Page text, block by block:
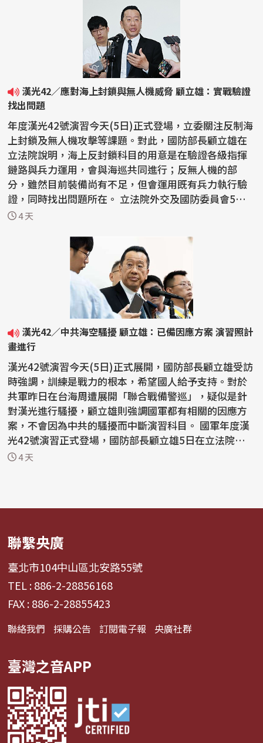
找出問題
年度漢光42號演習今天(5日)正式登場，立委關注反制海
上封鎖及無人機攻擊等課題。對此，國防部長顧立雄在
立法院說明，海上反封鎖科目的用意是在驗證各級指揮
鏈路與兵力運用，會與海巡共同進行；反無人機的部
分，雖然目前裝備尚有不足，但會運用既有兵力執行驗
證，同時找出問題所在。 立法院外交及國防委員會5日
邀請國...
4 天
畫進行
漢光42號演習今天(5日)正式展開，國防部長顧立雄受訪
時強調，訓練是戰力的根本，希望國人給予支持。對於
共軍昨日在台海周遭展開「聯合戰備警巡」，疑似是針
對漢光進行騷擾，顧立雄則強調國軍都有相關的因應方
案，不會因為中共的騷擾而中斷演習科目。 國軍年度漢
光42號演習正式登場，國防部長顧立雄5日在立法院說
明...4 天
聯繫央廣
臺北市104中山區北安路55號
TEL : 886-2-28856168
FAX : 886-2-28855423
聯絡我們 採購公告 訂閱電子報 央廣社群
臺灣之音APP